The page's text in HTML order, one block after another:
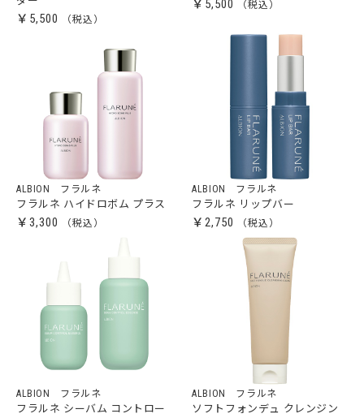
￥5,500
￥5,500
ALBION フラルネ
フラルネ ハイドロボム プラス
￥3,300
ALBION フラルネ
フラルネ リップバー
￥2,750
ALBION フラルネ
フラルネ シーバム コントロー
ALBION フラルネ
ソフトフォンデュ クレンジン